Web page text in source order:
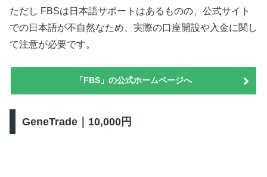
ただし FBSは日本語サポートはあるものの、公式サイト
での日本語が不自然なため、実際の口座開設や入金に関し
て注意が必要です。
「FBS」の公式ホームページへ
GeneTrade｜10,000円